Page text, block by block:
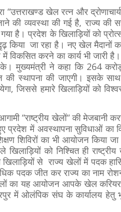
“उत्तराखण्ड खेल रत्न और
की व्यवस्था की गई है, राज्य की
है। प्रदेश के खिलाड़ियों को
किया जा रहा है। नए खेल मैदानों
विकसित करने का कार्य भी जारी
मुख्यमंत्री ने कहा कि 264
की स्थापना की जाएगी। इसके
जिससे हमारे खिलाड़ियों को
“राष्ट्रीय खेलों“ की मेजबानी
में अवस्थापना सुविधाओं का
शिविरों का भी आयोजन किया
को निश्चित ही
खिलाड़ियों से राज्य खेलों में पदक
पदक जीत कर राज्य का नाम
का यह आयोजन आपके खेल
में ओलंपिक संघ के कार्यालय हेतु